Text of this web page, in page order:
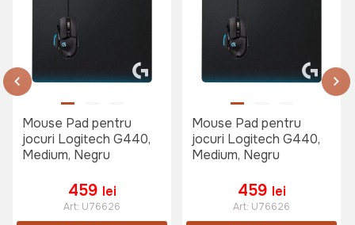
Mouse Pad pentru
jocuri Logitech G440,
Medium, Negru
459 lei
Art: U76626
Mouse Pad pentru
jocuri Logitech G440,
Medium, Negru
459 lei
Art: U76626